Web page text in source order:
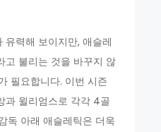
력해 보이지만, 애슬레
고 불리는 것을 바꾸지 않
필요합니다. 이번 시즌
과 윌리엄스로 각각 4골
독 아래 애슬레틱은 더욱